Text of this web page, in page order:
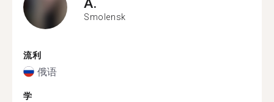
Smolensk
流利
俄语
学